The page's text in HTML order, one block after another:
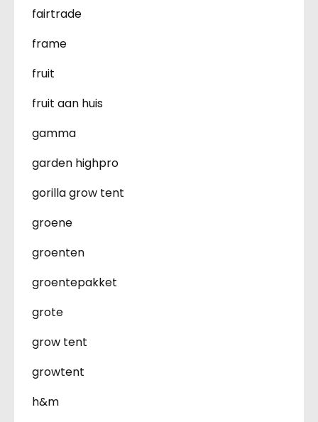
fairtrade
frame
fruit
fruit aan huis
gamma
garden highpro
gorilla grow tent
groene
groenten
groentepakket
grote
grow tent
growtent
h&m